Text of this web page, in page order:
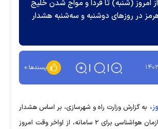
امروز (شنبه) تا فردا و مواج شدن خلیج
در روز‌های دوشنبه و سه‌شنبه هشدار
۱۱ پسندها:۰
به گزارش وزارت راه و شهرسازی، بر اساس هشدار
دریایی سطح زرد سازمان هواشناسی برای ۲ سامانه، از اواخر وقت امروز